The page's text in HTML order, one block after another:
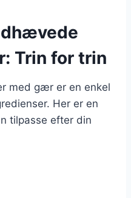
Trin for trin
med gær er en enkel
Her er en
tilpasse efter din